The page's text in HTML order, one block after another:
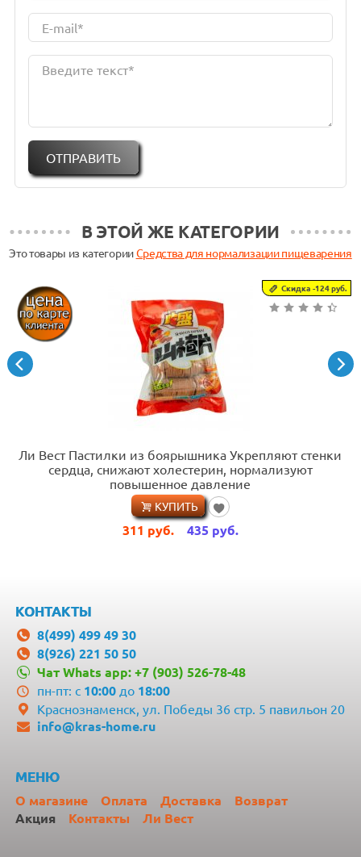
В ЭТОЙ ЖЕ КАТЕГОРИИ
Это товары из категорииСредства для нормализации пищеварения
Ли Вест Пастилки из боярышника Укрепляют стенки
сердца, снижают холестерин, нормализуют
повышенное давление
КУПИТЬ
311 руб. 435 руб.
Скидка -124 руб.
КОНТАКТЫ
8(499) 499 49 30
8(926) 221 50 50
Чат Whats app: +7 (903) 526-78-48
пн-пт: с 10:00до 18:00
Краснознаменск, ул. Победы 36 стр. 5 павильон 20
info@kras-home.ru
МЕНЮ
О магазине
Оплата Доставка
Возврат
Акция
Контакты Ли Вест